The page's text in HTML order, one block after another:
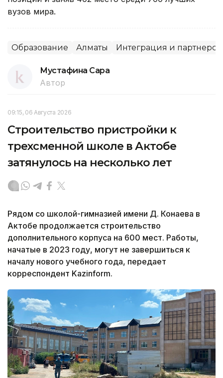
вузов мира.
Образование Алматы Интеграция и
Мустафина Сара
Автор
09:15, 06 Августа 2026
Строительство пристройки к
трехсменной школе в Актобе
затянулось на несколько лет
Рядом со школой-гимназией имени Д. Конаева в
Актобе продолжается строительство
дополнительного корпуса на 600 мест. Работы,
начатые в 2023 году, могут не завершиться к
началу нового учебного года, передает
корреспондент Kazinform.